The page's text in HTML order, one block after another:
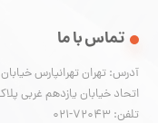
تماس با ما
آدرس: تهران تهرانپارس خیابان
اتحاد خیابان یازدهم غربی پلاک
تلفن: 72043-021